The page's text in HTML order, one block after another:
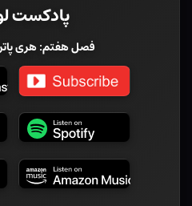
پادکست
فصل هفتم: هری پاتر